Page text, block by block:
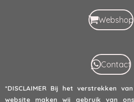
Webshop
Contact
*DISCLAIMER Bij het verstrekken
website maken wij gebruik van